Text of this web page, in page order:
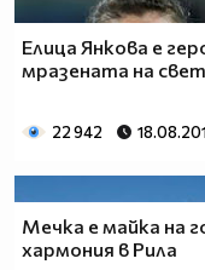
Елица Янкова е
мразената на
22 942
Мечка е майка на
хармония в Рила